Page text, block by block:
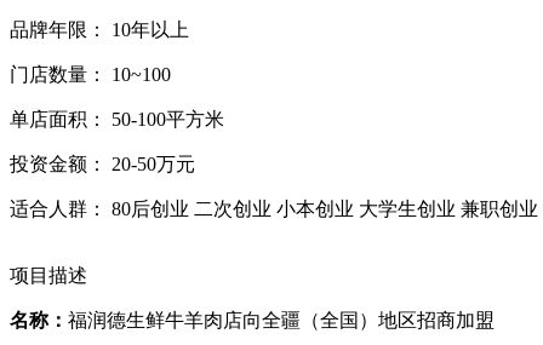
品牌年限： 10年以上
门店数量： 10~100
单店面积： 50-100平方米
投资金额： 20-50万元
适合人群： 80后创业 二次创业 小本创业 大学生创业 兼职创
项目描述
名称： 福润德生鲜牛羊肉店向全疆（全国）地区招商加盟